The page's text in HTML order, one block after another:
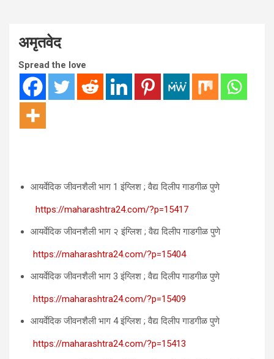
अमृतवेद
Spread the love
आयर्वेदिक जीवनशैली भाग 1 इंग्लिश ; वैद्य दिलीप गाडगीळ पुणे
https://maharashtra24.com/?p=15417
आयर्वेदिक जीवनशैली भाग २ इंग्लिश ; वैद्य दिलीप गाडगीळ पुणे
https://maharashtra24.com/?p=15404
आयर्वेदिक जीवनशैली भाग 3 इंग्लिश ; वैद्य दिलीप गाडगीळ पुणे
https://maharashtra24.com/?p=15409
आयर्वेदिक जीवनशैली भाग 4 इंग्लिश ; वैद्य दिलीप गाडगीळ पुणे
https://maharashtra24.com/?p=15413